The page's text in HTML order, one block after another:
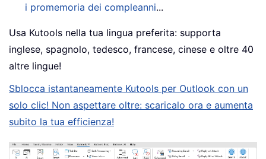
i promemoria dei compleanni...
Usa Kutools nella tua lingua preferita: supporta
inglese, spagnolo, tedesco, francese, cinese e oltre 40
altre lingue!
Sblocca istantaneamente Kutools per Outlook con un
solo clic! Non aspettare oltre: scaricalo ora e aumenta
subito la tua efficienza!